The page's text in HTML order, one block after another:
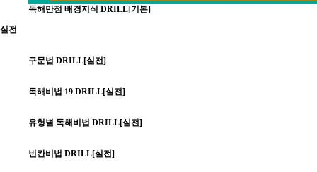
독해만점 배경지식 DRILL[기본]
실전
구문법 DRILL[실전]
독해비법 19 DRILL[실전]
유형별 독해비법 DRILL[실전]
빈칸비법 DRILL[실전]